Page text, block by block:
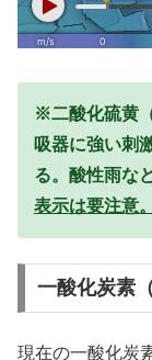
※二酸化硫黄
吸器に強い刺
る。酸性雨な
表示は要注意。
一酸化炭素
現在の一酸化炭